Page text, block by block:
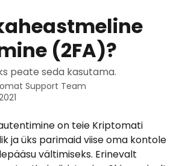
(2FA)?
peate seda kasutama.
Support Team
on teie Kriptomati
ja üks parimaid viise oma kontole
vältimiseks. Erinevalt